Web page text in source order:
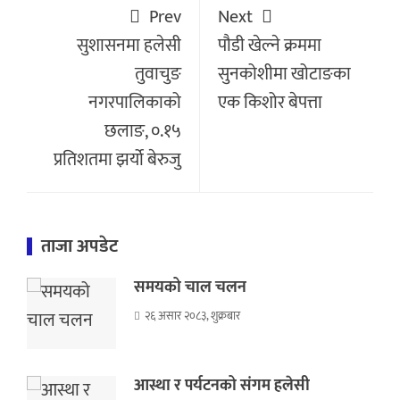
Prev
सुशासनमा हलेसी
तुवाचुङ
नगरपालिकाको
छलाङ, ०.१५
प्रतिशतमा झर्यो बेरुजु
Next
पौडी खेल्ने क्रममा
सुनकोशीमा खोटाङका
एक किशोर बेपत्ता
ताजा अपडेट
समयको चाल चलन
२६ असार २०८३, शुक्रबार
आस्था र पर्यटनको संगम हलेसी